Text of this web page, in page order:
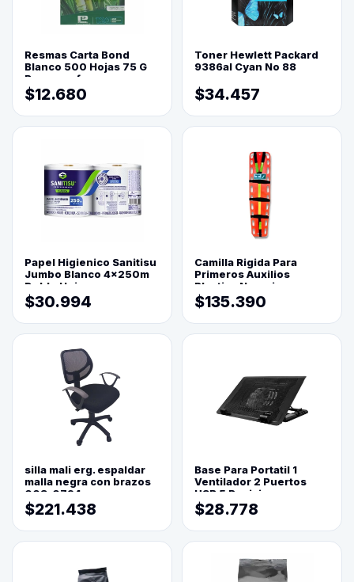
Resmas Carta Bond
Blanco 500 Hojas 75 G
Reprograf.
$12.680
Toner Hewlett Packard
9386al Cyan No 88
$34.457
Papel Higienico Sanitisu
Jumbo Blanco 4x250m
Doble Hoja
$30.994
Camilla Rigida Para
Primeros Auxilios
Plastica Naranja
$135.390
silla mali erg. espaldar
malla negra con brazos
003-0794
$221.438
Base Para Portatil 1
Ventilador 2 Puertos
USB 5 Posiciones
$28.778